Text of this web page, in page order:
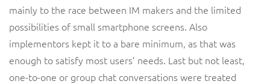
mainly to the race between IM makers and the limited
possibilities of small smartphone screens. Also
implementors kept it to a bare minimum, as that was
enough to satisfy most users’ needs. Last but not least,
one-to-one or group chat conversations were treated